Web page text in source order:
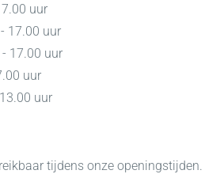
uur
17.00 uur
17.00 uur
uur
uur
tijdens onze openingstijden.